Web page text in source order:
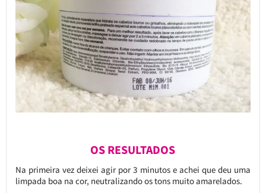
OS RESULTADOS
Na primeira vez deixei agir por 3 minutos e achei que deu uma
limpada boa na cor, neutralizando os tons muito amarelados.